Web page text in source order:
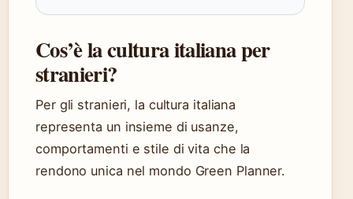
Cos’è la cultura italiana per
stranieri?
Per gli stranieri, la cultura italiana
representa un insieme di usanze,
comportamenti e stile di vita che la
rendono unica nel mondo Green Planner.